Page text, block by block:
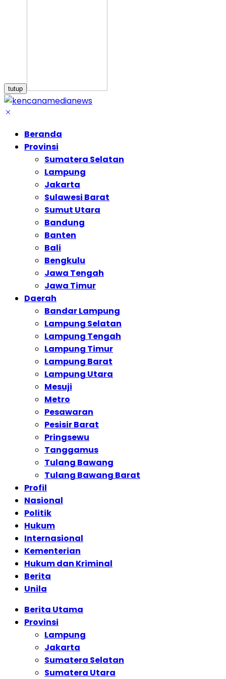
tutup
Beranda
Provinsi
Sumatera Selatan
Lampung
Jakarta
Sulawesi Barat
Sumut Utara
Bandung
Banten
Bali
Bengkulu
Jawa Tengah
Jawa Timur
Daerah
Bandar Lampung
Lampung Selatan
Lampung Tengah
Lampung Timur
Lampung Barat
Lampung Utara
Mesuji
Metro
Pesawaran
Pesisir Barat
Pringsewu
Tanggamus
Tulang Bawang
Tulang Bawang Barat
Profil
Nasional
Politik
Hukum
Internasional
Kementerian
Hukum dan Kriminal
Berita
Unila
Berita Utama
Provinsi
Lampung
Jakarta
Sumatera Selatan
Sumatera Utara